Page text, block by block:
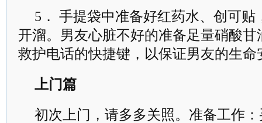
5． 手提袋中准备好红药水、创可
开溜。男友心脏不好的准备足量硝酸
救护电话的快捷键，以保证男友的生命
上门篇
初次上门，请多多关照。准备工作